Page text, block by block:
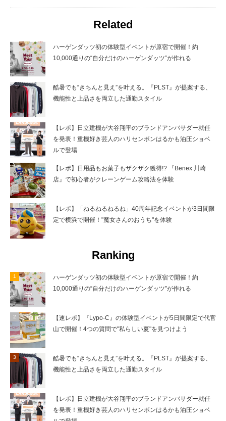
Related
ハーゲンダッツ初の体験型イベントが原宿で開催！約
10,000通りの“自分だけのハーゲンダッツ”が作れる
酷暑でも“きちんと見え”を叶える。『PLST』が提案する、
機能性と上品さを両立した通勤スタイル
【レポ】日立建機が大谷翔平のブランドアンバサダー就任
を発表！重機好き芸人のハリセンボンはるかも油圧ショベ
ルで登場
【レポ】日用品もお菓子もザクザク獲得!? 『Benex 川崎
店』で初心者がクレーンゲーム攻略法を体験
【レポ】「ねるねるねるね」40周年記念イベントが3日間限
定で横浜で開催！"魔女さんのおうち"を体験
Ranking
ハーゲンダッツ初の体験型イベントが原宿で開催！約
10,000通りの“自分だけのハーゲンダッツ”が作れる
【速レポ】『Lypo-C』の体験型イベントが5日間限定で代官
山で開催！4つの質問で"私らしい夏"を見つけよう
酷暑でも“きちんと見え”を叶える。『PLST』が提案する、
機能性と上品さを両立した通勤スタイル
【レポ】日立建機が大谷翔平のブランドアンバサダー就任
を発表！重機好き芸人のハリセンボンはるかも油圧ショベ